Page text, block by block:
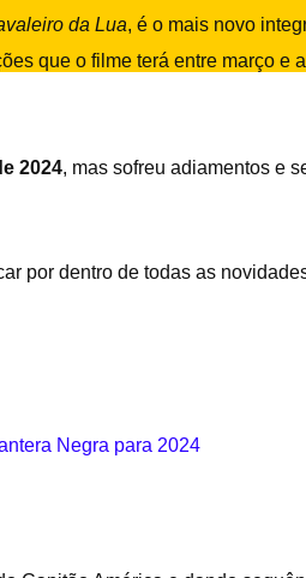
da Lua, é o mais novo
que o filme terá entre março e
2024, mas sofreu adiamentos e
por dentro de todas as
Negra para 2024